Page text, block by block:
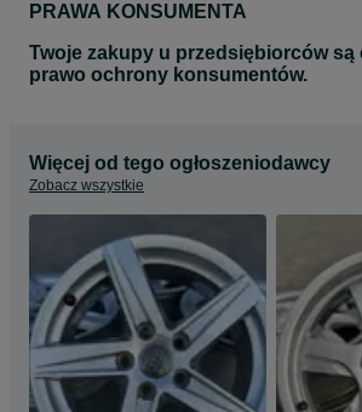
PRAWA KONSUMENTA
Twoje zakupy u przedsiębiorców
prawo ochrony konsumentów.
Więcej od tego ogłoszeniodawcy
Zobacz wszystkie